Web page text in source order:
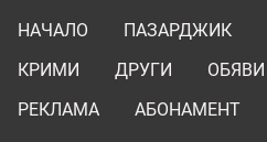
НАЧАЛО ПАЗАРДЖИК
КРИМИ
ДРУГИ ОБЯВИ
РЕКЛАМА
АБОНАМЕНТ